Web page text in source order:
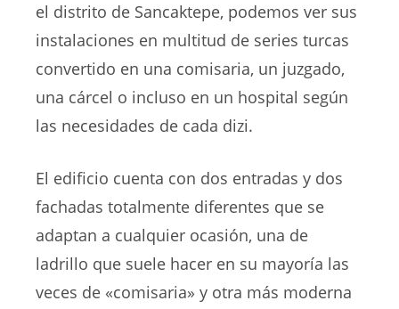
el distrito de Sancaktepe, podemos ver sus
instalaciones en multitud de series turcas
convertido en una comisaria, un juzgado,
una cárcel o incluso en un hospital según
las necesidades de cada dizi.
El edificio cuenta con dos entradas y dos
fachadas totalmente diferentes que se
adaptan a cualquier ocasión, una de
ladrillo que suele hacer en su mayoría las
veces de «comisaria» y otra más moderna